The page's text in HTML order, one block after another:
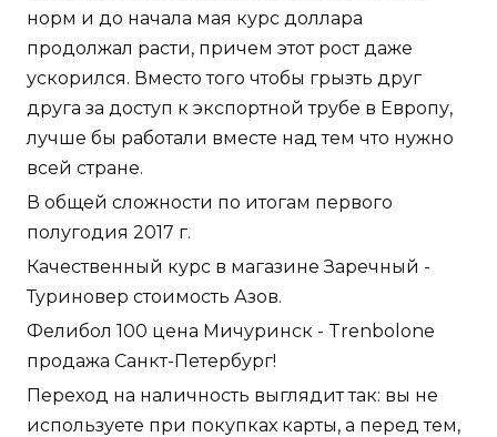
норм и до начала мая курс доллара
продолжал расти, причем этот рост даже
ускорился. Вместо того чтобы грызть друг
друга за доступ к экспортной трубе в Европу,
лучше бы работали вместе над тем что нужно
всей стране.
В общей сложности по итогам первого
полугодия 2017 г.
Качественный курс в магазине Заречный -
Туриновер стоимость Азов.
Фелибол 100 цена Мичуринск - Trenbolone
продажа Санкт-Петербург!
Переход на наличность выглядит так: вы не
используете при покупках карты, а перед тем,